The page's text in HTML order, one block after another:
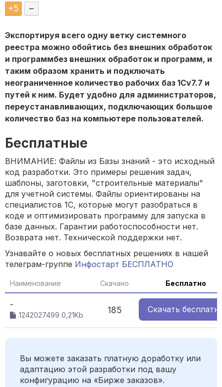
+5 –
Экспортируя всего одну ветку системного
реестра можно обойтись без внешних обработок
и программбез внешних обработок и программ, и
таким образом хранить и подключать
неограниченное количество рабочих баз 1Сv7.7 и
путей к ним. Будет удобно для администраторов,
переустанавливающих, подключающих большое
количество баз на компьютере пользователей.
Бесплатные
ВНИМАНИЕ: Файлы из Базы знаний - это исходный
код разработки. Это примеры решения задач,
шаблоны, заготовки, "строительные материалы"
для учетной системы. Файлы ориентированы на
специалистов 1С, которые могут разобраться в
коде и оптимизировать программу для запуска в
базе данных. Гарантии работоспособности нет.
Возврата нет. Технической поддержки нет.
Узнавайте о новых бесплатных решениях в нашей
телеграм-группе Инфостарт БЕСПЛАТНО
Наименование Скачано Бесплатно
-
.1242027499 0,21Kb 185 Скачать
Вы можете заказать платную доработку или
адаптацию этой разработки под вашу
конфигурацию на «Бирже заказов».